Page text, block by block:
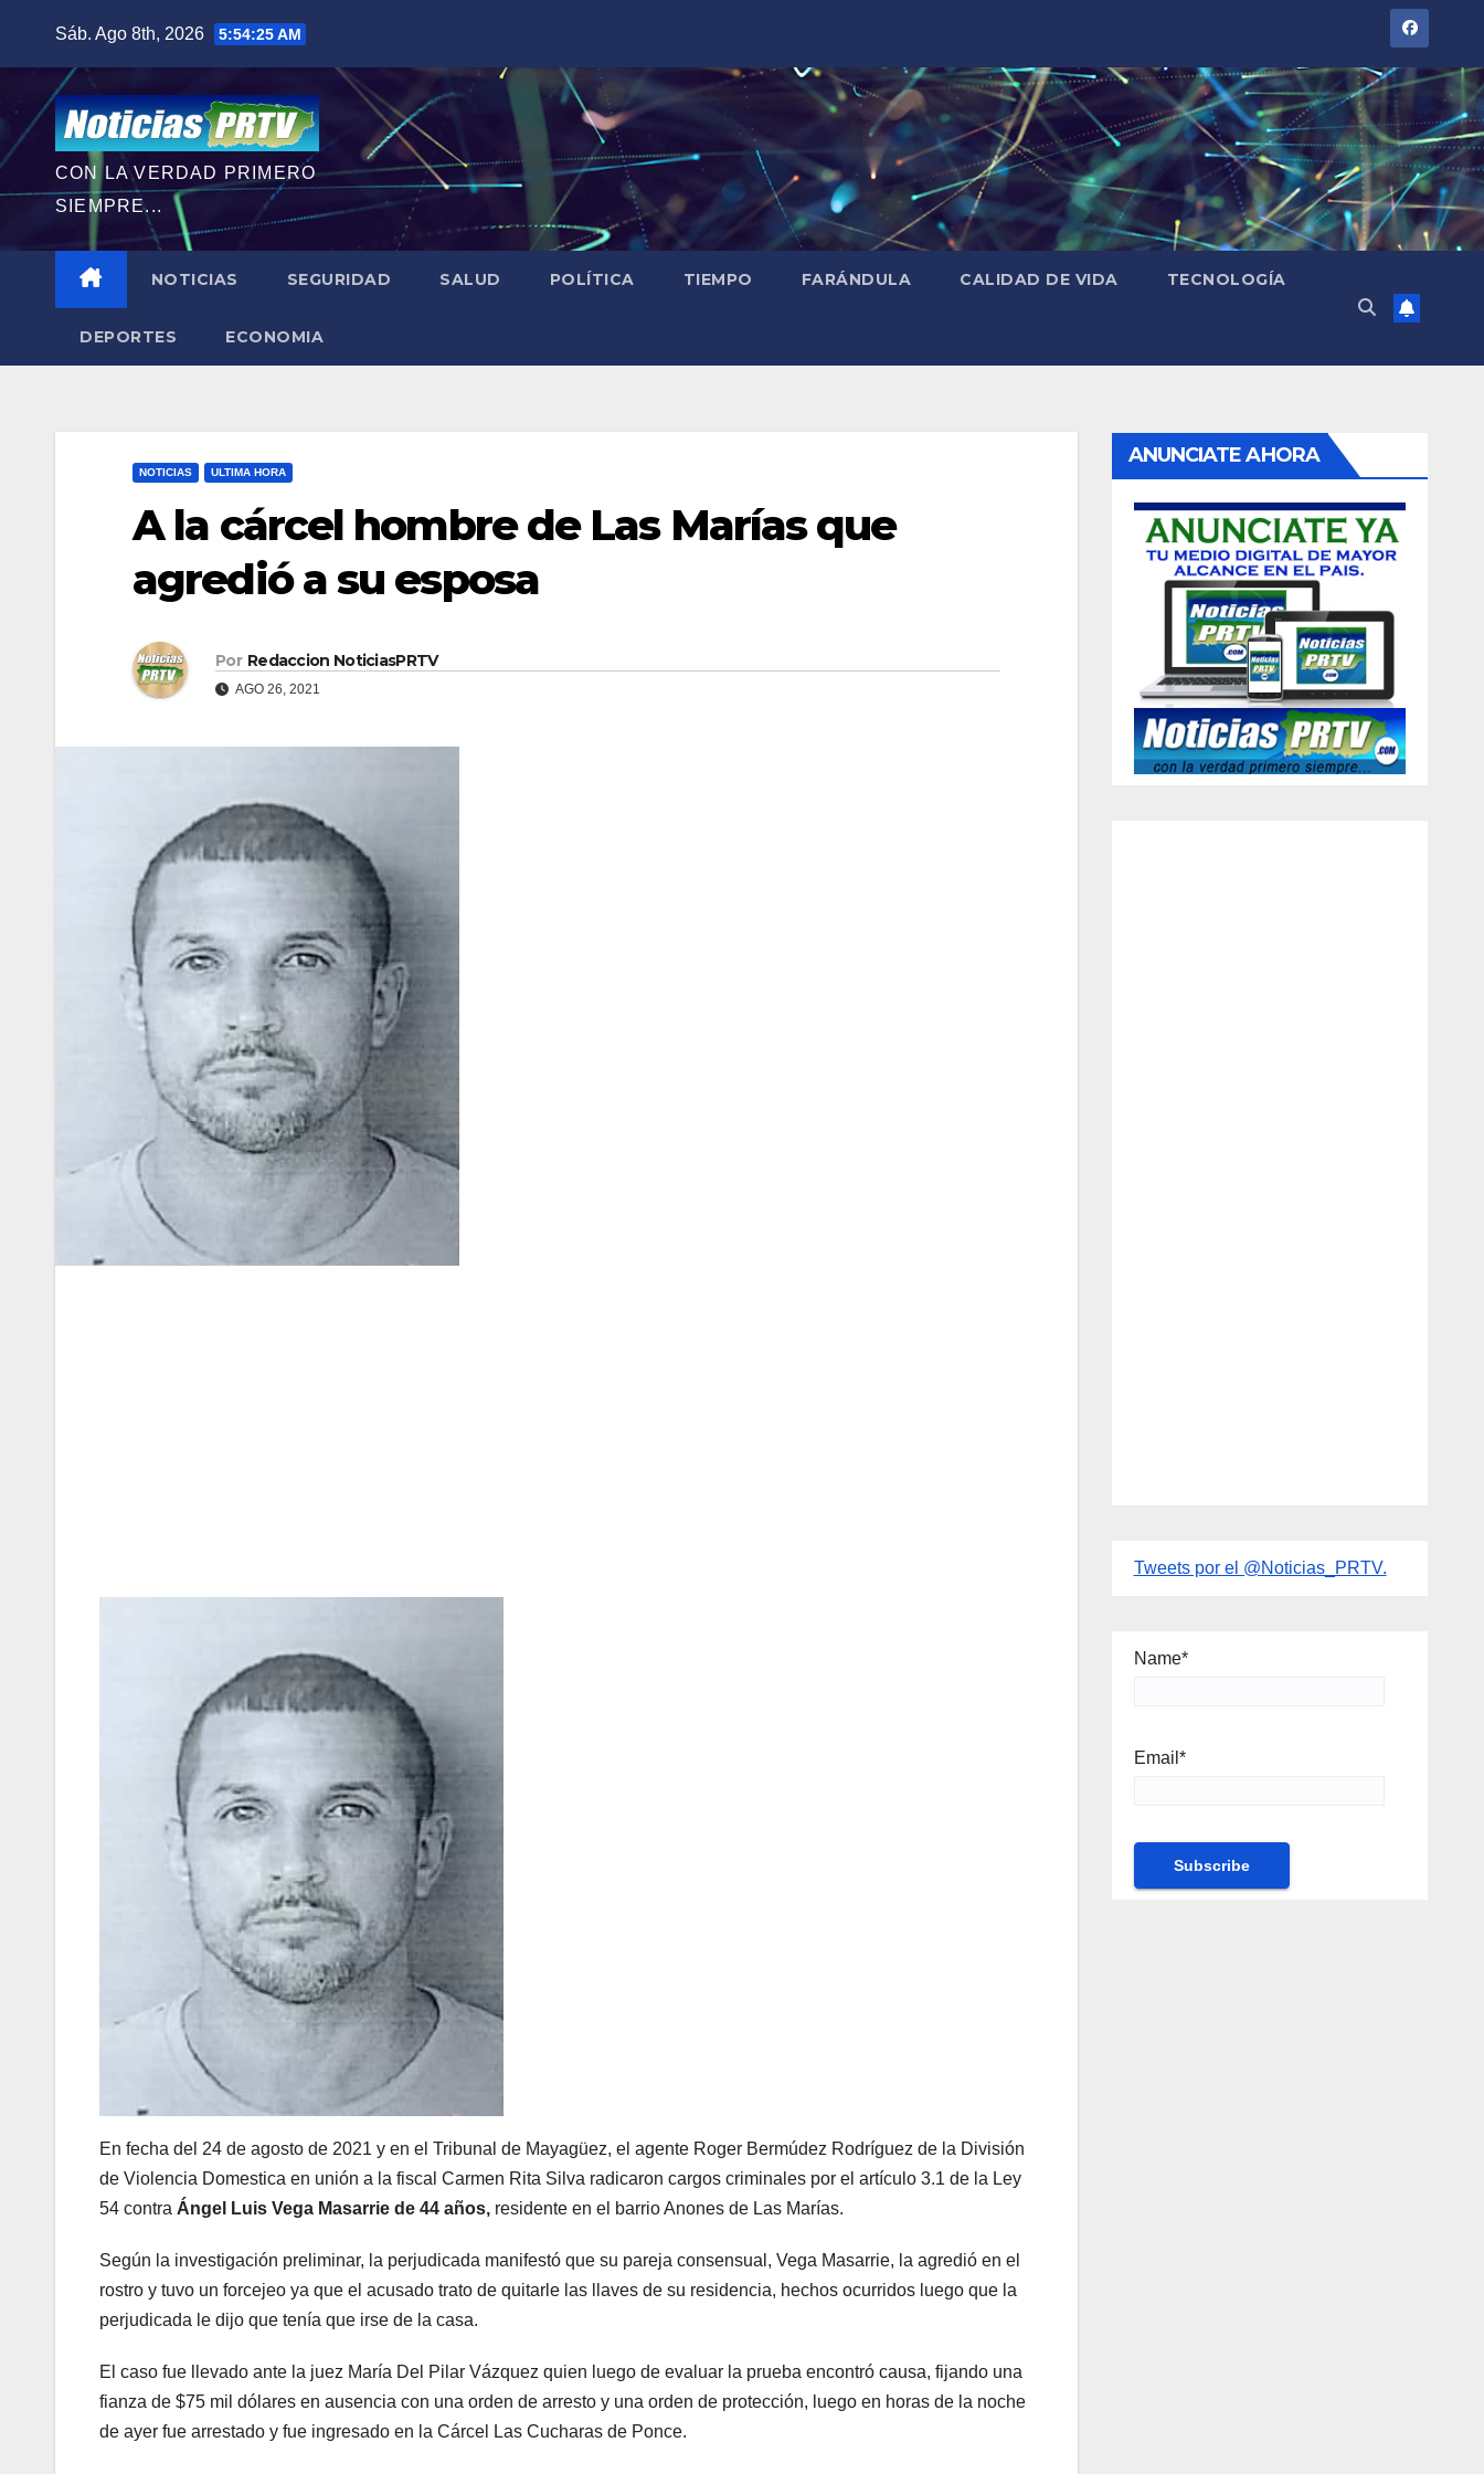
contenido
Sáb. Ago 8th, 2026 5:54:26 AM
CON LA VERDAD PRIMERO
SIEMPRE...
NOTICIAS SEGURIDAD SALUD POLÍTICA TIEMPO FARÁNDULA CALIDAD DE VIDA TECNOLOGÍA
DEPORTES ECONOMIA
NOTICIAS ULTIMA HORA
A la cárcel hombre de Las Marías que
agredió a su esposa
Por Redaccion NoticiasPRTV
AGO 26, 2021
En fecha del 24 de agosto de 2021 y en el Tribunal de Mayagüez, el agente Roger Bermúdez Rodríguez de la División
de Violencia Domestica en unión a la fiscal Carmen Rita Silva radicaron cargos criminales por el artículo 3.1 de la Ley
54 contra Ángel Luis Vega Masarrie de 44 años, residente en el barrio Anones de Las Marías.
Según la investigación preliminar, la perjudicada manifestó que su pareja consensual, Vega Masarrie, la agredió en el
rostro y tuvo un forcejeo ya que el acusado trato de quitarle las llaves de su residencia, hechos ocurridos luego que la
perjudicada le dijo que tenía que irse de la casa.
El caso fue llevado ante la juez María Del Pilar Vázquez quien luego de evaluar la prueba encontró causa, fijando una
fianza de $75 mil dólares en ausencia con una orden de arresto y una orden de protección, luego en horas de la noche
de ayer fue arrestado y fue ingresado en la Cárcel Las Cucharas de Ponce.
ANUNCIATE AHORA
Tweets por el @Noticias_PRTV.
Name*
Email*